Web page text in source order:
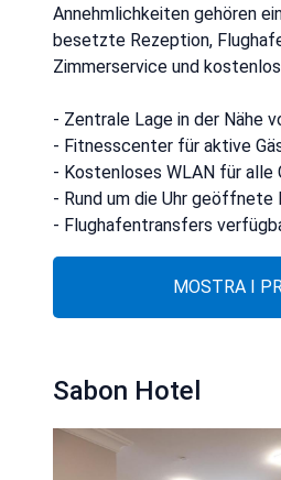
Annehmlichkeiten gehören
besetzte Rezeption,
Zimmerservice und
- Zentrale Lage in der Nähe
- Fitnesscenter für aktive
- Kostenloses WLAN für alle
- Rund um die Uhr geöffnete
- Flughafentransfers
MOSTRA I
Sabon Hotel